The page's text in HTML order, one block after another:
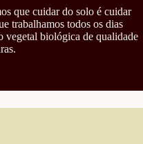
DEMETER
que cuidar do solo é cuidar
trabalhamos todos os dias
vegetal biológica de qualidade